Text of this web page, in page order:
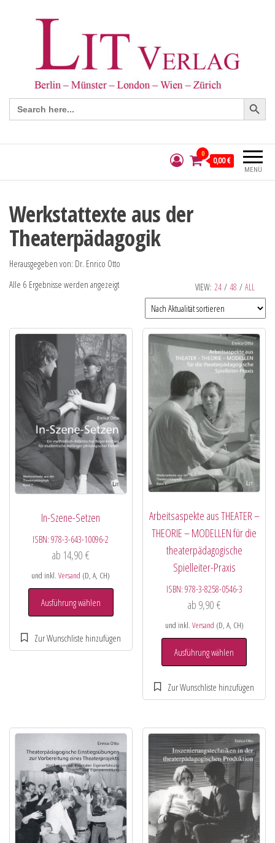
Search
for:
Search Button
MENÜ
0
0,00 €
Werkstattexte aus der
Theaterpädagogik
Herausgegeben von: Dr. Enrico Otto
VIEW: 24 / 48 / ALL
Alle 6 Ergebnisse werden angezeigt
In-Szene-Setzen
ISBN:978-3-643-10096-2
ab 14,90€
und inkl.Versand (D, A, CH)
Ausführung wählen
Arbeitsaspekte aus THEATER –
THEORIE – MODELLEN für die
theaterpädagogische
Spielleiter-Praxis
ISBN: 978-3-8258-0546-3
ab 9,90€
und inkl. Versand (D, A, CH)
Ausführung wählen